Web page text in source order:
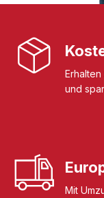
und
Mit